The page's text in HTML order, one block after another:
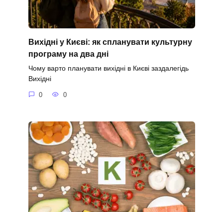
Вихідні у Києві: як спланувати культурну
програму на два дні
Чому варто планувати вихідні в Києві заздалегідь
Вихідні
0 0